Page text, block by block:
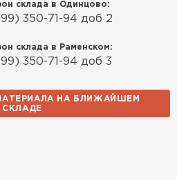
склада в Одинцово:
350-71-94 доб 2
склада в Раменском:
350-71-94 доб 3
НА БЛИЖАЙШЕМ
СКЛАДЕ